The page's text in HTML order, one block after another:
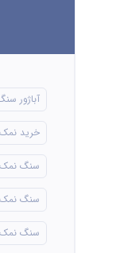
آباژور
خرید
سنگ
سنگ
سنگ نمک